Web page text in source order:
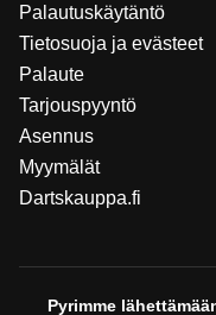
Palautuskäytäntö
Tietosuoja ja evästeet
Palaute
Tarjouspyyntö
Asennus
Myymälät
Dartskauppa.fi
Pyrimme